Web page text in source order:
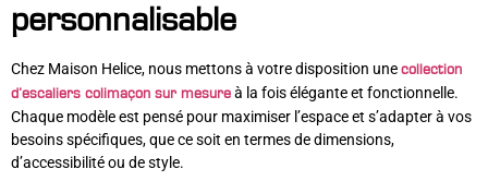
personnalisable
Chez Maison Helice, nous mettons à votre disposition une collection
d’escaliers colimaçon sur mesure à la fois élégante et fonctionnelle.
Chaque modèle est pensé pour maximiser l’espace et s’adapter à vos
besoins spécifiques, que ce soit en termes de dimensions,
d’accessibilité ou de style.